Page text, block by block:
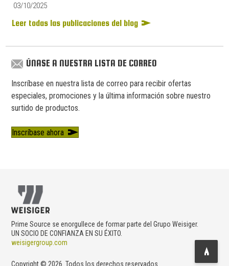
03/10/2025
Leer todas las publicaciones del blog
ÚNASE A NUESTRA LISTA DE CORREO
Inscríbase en nuestra lista de correo para recibir ofertas
especiales, promociones y la última información sobre nuestro
surtido de productos.
Inscríbase ahora
Prime Source se enorgullece de formar parte del Grupo Weisiger.
UN SOCIO DE CONFIANZA EN SU ÉXITO.
weisigergroup.com
Copyright © 2026. Todos los derechos reservados